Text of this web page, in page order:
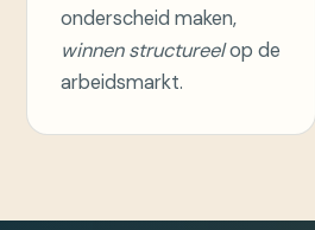
onderscheid maken,
winnen structureelop de
arbeidsmarkt.